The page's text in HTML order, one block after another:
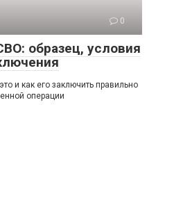
0
образец, условия
и как его заключить правильно
операции